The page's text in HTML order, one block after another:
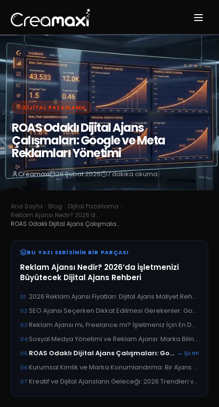
DIJITAL PAZARLAMA
ROAS Odaklı Dijital Ajans
Çalışmaları: Google ve Meta
Reklamları Yönetimi
Creamaxi 26 Şubat 2026 7dakika okuma
Ana Sayfa Blog
Dijital Pazarlama
Reklam Ajansı Nedir? 2026’da İşletmenizi Büyütecek Dijital Ajans Rehberi
ROAS Odaklı Dijital Ajans Çalışmaları: Google ve Meta Reklamları Yönetimi
BU YAZI SERISININ BIR PARÇASI
Reklam Ajansı Nedir? 2026’da İşletmenizi
Büyütecek Dijital Ajans Rehberi
01 2026 Reklam Ajansı Fiyatları: Dijital Ajans Maliyet Rehberi
02 SEO Ajansı Seçerken Dikkat Edilmesi Gerekenler: Google Otoritesi Nasıl İnşa Edilir?
03 Reklam Ajansı mı, Freelance mi? İşletmeniz İçin En Doğru Tercih
04 Sosyal Medya Yönetimi ve Reklam Ajansı: Marka Bilinirliğini Artırmanın Yolları
05 ROAS Odaklı Dijital Ajans Çalışmaları: Google ve Meta Reklamları Yönetimi ← Şu an
06 Kurumsal Kimlik ve Marka Konumlandırma: Bir Ajans Markanızı Nasıl Dönüştürür?
07 Kreatif ve Dijital Ajansların Geleceği: 2026 Trendleri ve Yapay Zeka Entegrasyonu